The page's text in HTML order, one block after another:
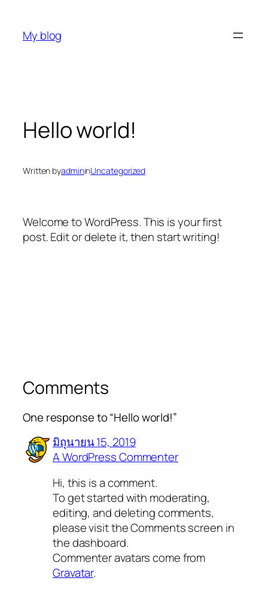
content
My blog
Hello world!
Written byadmininUncategorized
Welcome to WordPress. This is your first
post. Edit or delete it, then start writing!
Comments
One response to “Hello world!”
มิถุนายน 15, 2019
A WordPress Commenter
Hi, this is a comment.
To get started with moderating,
editing, and deleting comments,
please visit the Comments screen in
the dashboard.
Commenter avatars come from
Gravatar.